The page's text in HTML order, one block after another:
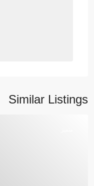
Similar Listings